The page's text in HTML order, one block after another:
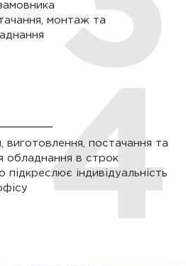
монтаж та
виготовлення, постачання та
обладнання в строк
підкреслює індивідуальність